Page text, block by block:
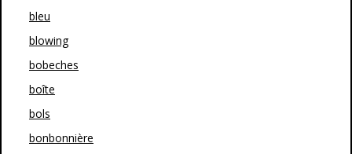
bleu
blowing
bobeches
boîte
bols
bonbonnière